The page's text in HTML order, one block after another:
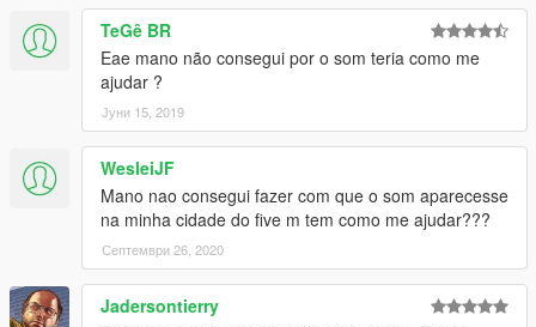
TeGê BR
Eae mano não consegui por o som teria como me
ajudar ?
Јуни 15, 2019
WesleiJF
Mano nao consegui fazer com que o som aparecesse
na minha cidade do five m tem como me ajudar???
Септември 26, 2020
Jadersontierry